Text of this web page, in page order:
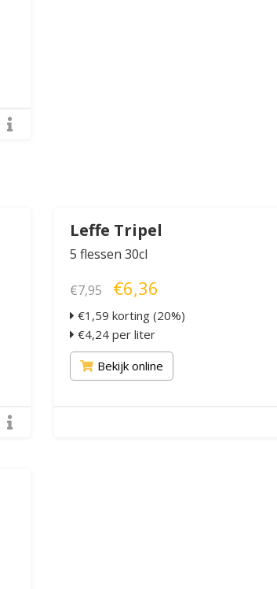
Leffe Tripel
5 flessen 30cl
€7,95 €6,36
€1,59 korting (20%)
€4,24 per liter
Bekijk online